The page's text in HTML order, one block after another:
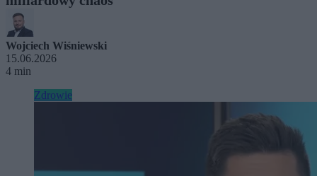
Wojciech Wiśniewski
15.06.2026
4 min
Zdrowie